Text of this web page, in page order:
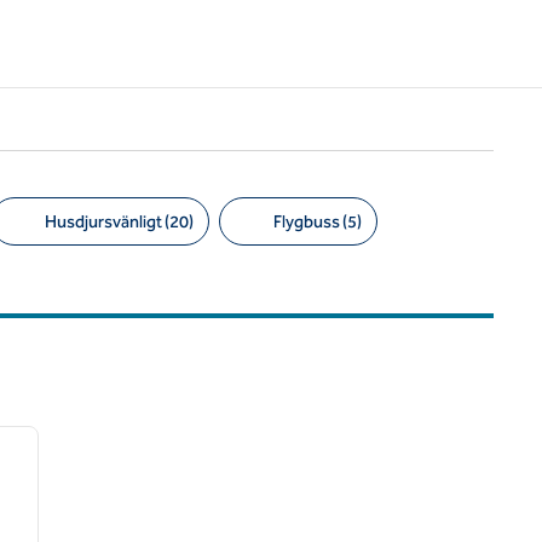
Husdjursvänligt (20) Flygbuss (5)
nästa bild